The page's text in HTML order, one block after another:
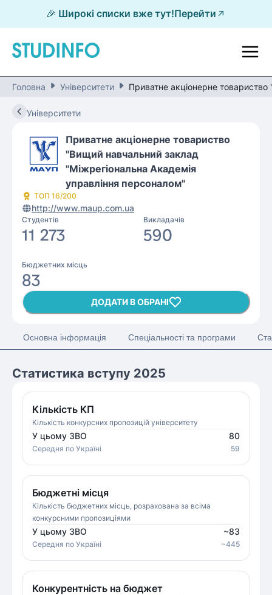
🎉 Широкі списки вже тут!Перейти
Головна Університети Приватне акціонерне
Університети
Приватне акціонерне товариство
"Вищий навчальний заклад
"Міжрегіональна Академія
управління персоналом"
ТОП 16/200
http://www.maup.com.ua
Студентів
11 273
Викладачів
590
Бюджетних місць
83
ДОДАТИ В ОБРАНІ
Основна інформація Спеціальності та програми
Статистика вступу 2025
Кількість КП
Кількість конкурсних пропозицій університету
У цьому ЗВО 80
Середня по Україні 59
Бюджетні місця
Кількість бюджетних місць, розрахована за всіма
конкурсними пропозиціями
У цьому ЗВО ~83
Середня по Україні ~445
Конкурентність на бюджет